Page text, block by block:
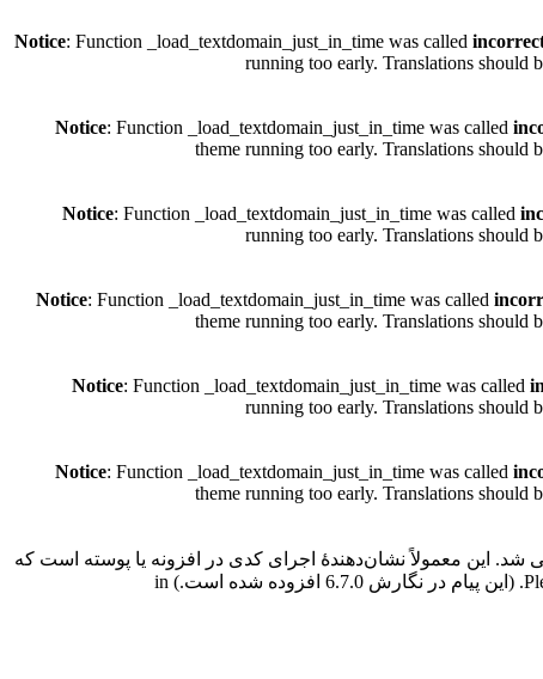
Notice: Function _load_textdomain_just_in_time was called
running too early. Translations should
Notice: Function _load_textdomain_just_in_time was called
theme running too early. Translations should
Notice: Function _load_textdomain_just_in_time was called
running too early. Translations should
Notice: Function _load_textdomain_just_in_time was called
theme running too early. Translations should
Notice: Function _load_textdomain_just_in_time was called
running too early. Translations should
Notice: Function _load_textdomain_just_in_time was called
theme running too early. Translations should
شد. این معمولاً نشان‌دهندهٔ اجرای کدی در افزونه یا پوسته است که